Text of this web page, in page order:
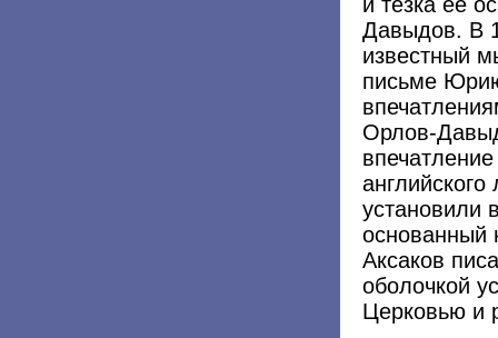
Давыдов. В
известный
письме
Орлов-
установили
основанный
Аксаков
оболочкой
Церковью и